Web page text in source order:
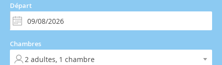
Départ
Chambres